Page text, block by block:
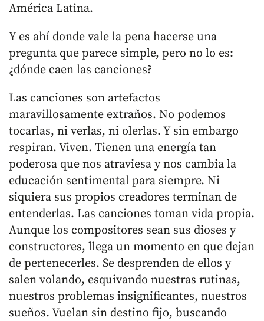
América Latina.
Y es ahí donde vale la pena hacerse una
pregunta que parece simple, pero no lo es:
¿dónde caen las canciones?
Las canciones son artefactos
maravillosamente extraños. No podemos
tocarlas, ni verlas, ni olerlas. Y sin embargo
respiran. Viven. Tienen una energía tan
poderosa que nos atraviesa y nos cambia la
educación sentimental para siempre. Ni
siquiera sus propios creadores terminan de
entenderlas. Las canciones toman vida propia.
Aunque los compositores sean sus dioses y
constructores, llega un momento en que dejan
de pertenecerles. Se desprenden de ellos y
salen volando, esquivando nuestras rutinas,
nuestros problemas insignificantes, nuestros
sueños. Vuelan sin destino fijo, buscando